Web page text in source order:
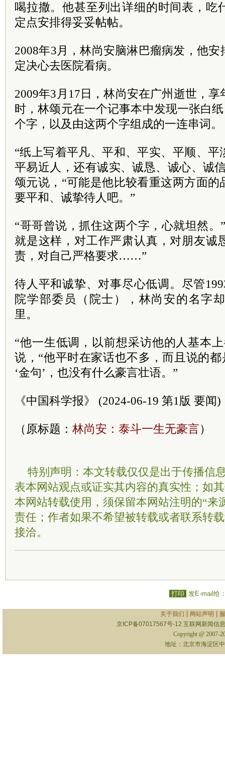
喝拉撒。他甚至列出详细的时间表，吃
定点安排得妥妥帖帖。
2008年3月，林尚安脑淋巴瘤病发，他
定决心去医院看病。
2009年3月17日，林尚安在广州逝世，
时，林颂元在一个记事本中发现一张白
个字，以及由这两个字组成的一连串词。
“纸上写着平凡、平和、平实、平顺、
平易近人，还有诚实、诚恳、诚心、
颂元说，“可能是他比较看重这两方面
要平和、诚挚待人吧。”
“哥哥曾说，抓住这两个字，心就坦然。
就是这样，对工作严肃认真，对朋友诚
责，对自己严格要求……”
待人平和诚挚、对事尽心低调。尽管
院学部委员（院士），林尚安的名字
里。
“他一生低调，以前想采访他的人基本
说，“他平时在家话也不多，而且说的都
‘金句’，也没有什么豪言壮语。”
《中国科学报》 (2024-06-19 第1版 要闻)
（原标题： 林尚安：泰斗一生无豪言）
特别声明：本文转载仅仅是出于传播信
表本网站观点或证实其内容的真实性；如
本网站转载使用，须保留本网站注明的“来
责任；作者如果不希望被转载或者联系转
接洽。
打印 发E-mail给
关于我们 网站声明
京ICP备07017567号-12 互联网新闻信
Copyright @ 2007-
地址：北京市海淀区